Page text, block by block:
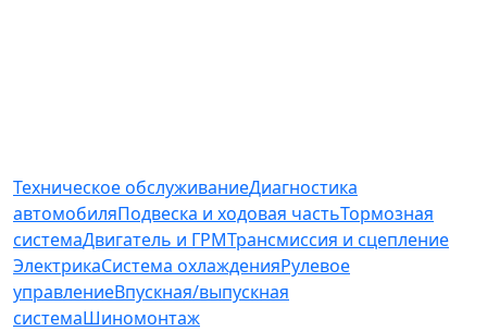
Техническое обслуживаниеДиагностика
автомобиляПодвеска и ходовая частьТормозная
системаДвигатель и ГРМТрансмиссия и сцепление
ЭлектрикаСистема охлажденияРулевое
управлениеВпускная/выпускная
системаШиномонтаж